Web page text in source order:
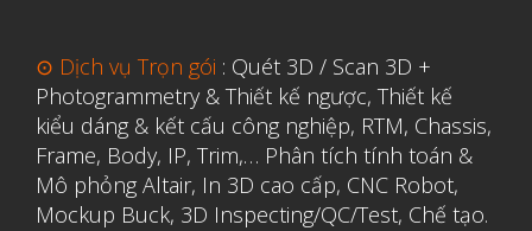
⊙ Dịch vụ Trọn gói : Quét 3D / Scan 3D +
Photogrammetry & Thiết kế ngược, Thiết kế
kiểu dáng & kết cấu công nghiệp, RTM, Chassis,
Frame, Body, IP, Trim,… Phân tích tính toán &
Mô phỏng Altair, In 3D cao cấp, CNC Robot,
Mockup Buck, 3D Inspecting/QC/Test, Chế tạo.